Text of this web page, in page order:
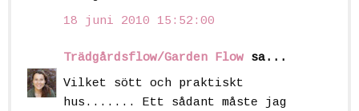
18 juni 2010 15:52:00
Trädgårdsflow/Garden Flow sa...
Vilket sött och praktiskt
hus....... Ett sådant måste jag